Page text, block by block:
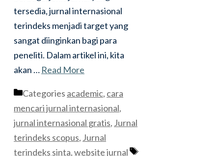
tersedia, jurnal internasional
terindeks menjadi target yang
sangat diinginkan bagi para
peneliti. Dalam artikel ini, kita
akan … Read More
Categories academic, cara
mencari jurnal internasional,
jurnal internasional gratis, Jurnal
terindeks scopus, Jurnal
terindeks sinta,website jurnal